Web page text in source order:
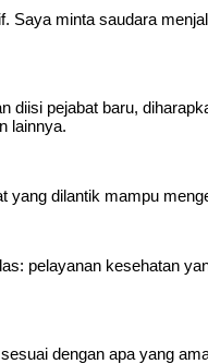
minta saudara
pejabat baru,
lainnya.
dilantik mampu
pelayanan kesehatan
dengan apa yang